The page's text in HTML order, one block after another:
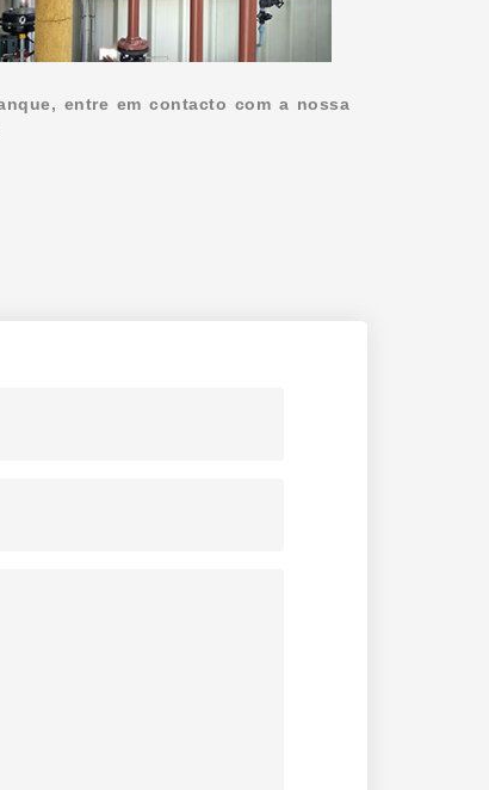
entre em contacto com a nossa